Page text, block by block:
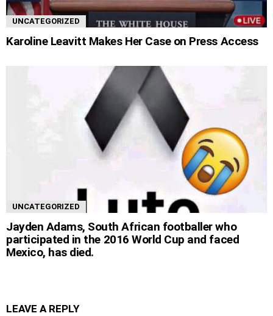
UNCATEGORIZED
Karoline Leavitt Makes Her Case on Press Access
UNCATEGORIZED
Jayden Adams, South African footballer who
participated in the 2016 World Cup and faced
Mexico, has died.
LEAVE A REPLY